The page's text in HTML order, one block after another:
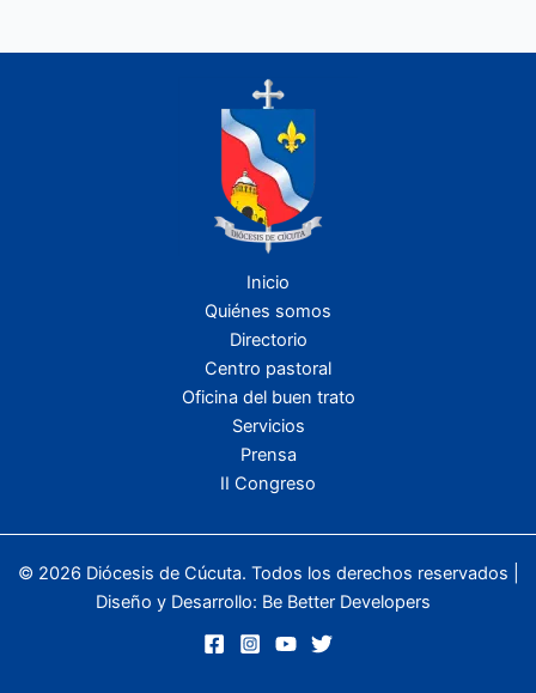
Inicio
Quiénes somos
Directorio
Centro pastoral
Oficina del buen trato
Servicios
Prensa
II Congreso
© 2026 Diócesis de Cúcuta. Todos los derechos reservados |
Diseño y Desarrollo: Be Better Developers